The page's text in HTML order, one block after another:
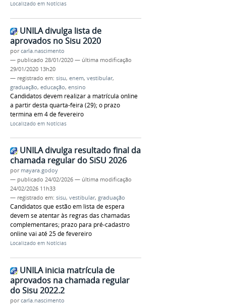
Localizado em Notícias
UNILA divulga lista de
aprovados no Sisu 2020
porcarla.nascimento
— publicado 28/01/2020 — última modificação
29/01/2020 13h20
— registrado em: sisu, enem, vestibular,
graduação, educação, ensino
Candidatos devem realizar a matrícula online
a partir desta quarta-feira (29); o prazo
termina em 4 de fevereiro
Localizado em Notícias
UNILA divulga resultado final da
chamada regular do SiSU 2026
por mayara.godoy
— publicado 24/02/2026 — última modificação
24/02/2026 11h33
— registrado em: sisu, vestibular, graduação
Candidatos que estão em lista de espera
devem se atentar às regras das chamadas
complementares; prazo para pré-cadastro
online vai até 25 de fevereiro
Localizado em Notícias
UNILA inicia matrícula de
aprovados na chamada regular
do Sisu 2022.2
porcarla.nascimento